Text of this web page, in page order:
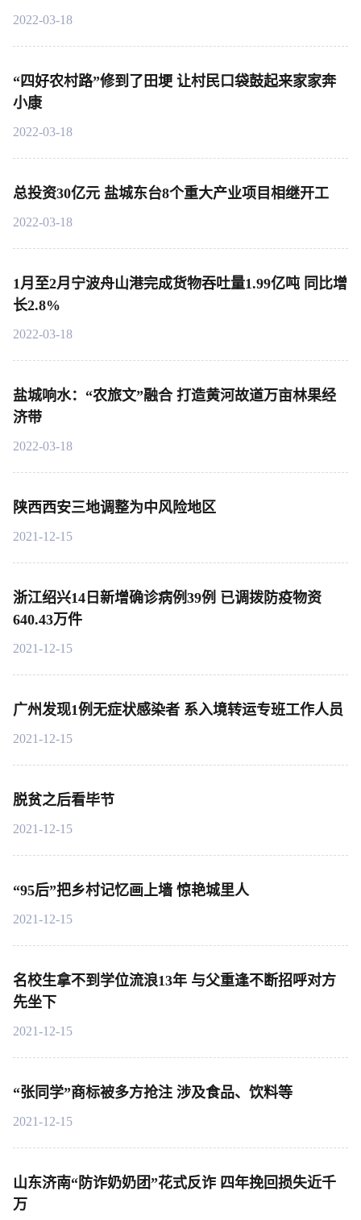
2022-03-18
“四好农村路”修到了田埂 让村民口袋鼓起来家家奔
小康
2022-03-18
总投资30亿元 盐城东台8个重大产业项目相继开工
2022-03-18
1月至2月宁波舟山港完成货物吞吐量1.99亿吨 同比增
长2.8%
2022-03-18
盐城响水：“农旅文”融合 打造黄河故道万亩林果经
济带
2022-03-18
陕西西安三地调整为中风险地区
2021-12-15
浙江绍兴14日新增确诊病例39例 已调拨防疫物资
640.43万件
2021-12-15
广州发现1例无症状感染者 系入境转运专班工作人员
2021-12-15
脱贫之后看毕节
2021-12-15
“95后”把乡村记忆画上墙 惊艳城里人
2021-12-15
名校生拿不到学位流浪13年 与父重逢不断招呼对方
先坐下
2021-12-15
“张同学”商标被多方抢注 涉及食品、饮料等
2021-12-15
山东济南“防诈奶奶团”花式反诈 四年挽回损失近千
万